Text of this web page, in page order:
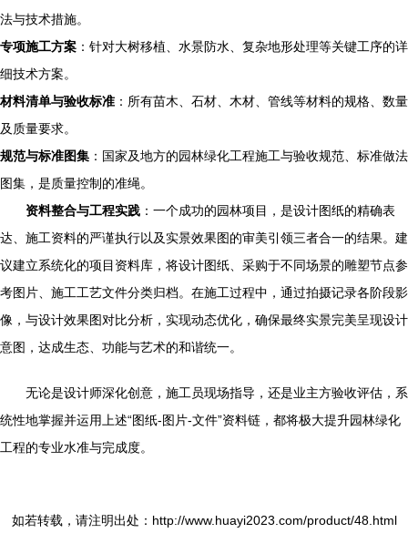
法与技术措施。
专项施工方案 ：针对大树移植、水景防水、复杂地形处理等关键工序的详
细技术方案。
材料清单与验收标准 ：所有苗木、石材、木材、管线等材料的规格、数量
及质量要求。
规范与标准图集 ：国家及地方的园林绿化工程施工与验收规范、标准做法
图集，是质量控制的准绳。
资料整合与工程实践 ：一个成功的园林项目，是设计图纸的精确表
达、施工资料的严谨执行以及实景效果图的审美引领三者合一的结果。建
议建立系统化的项目资料库，将设计图纸、采购于不同场景的雕塑节点参
考图片、施工工艺文件分类归档。在施工过程中，通过拍摄记录各阶段影
像，与设计效果图对比分析，实现动态优化，确保最终实景完美呈现设计
意图，达成生态、功能与艺术的和谐统一。
无论是设计师深化创意，施工员现场指导，还是业主方验收评估，系
统性地掌握并运用上述“图纸-图片-文件”资料链，都将极大提升园林绿化
工程的专业水准与完成度。
如若转载，请注明出处：http://www.huayi2023.com/product/48.html